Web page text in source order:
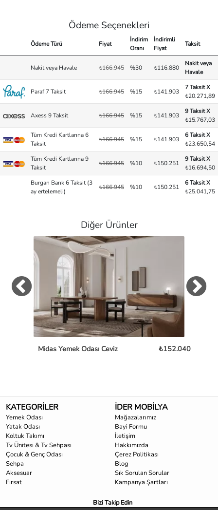
Ödeme Seçenekleri
Ödeme Türü Fiyat
İndirim
Oranı
İndirimli
Fiyat
Taksit
Nakit veya Havale ₺166.945 %30 ₺116.880
Nakit veya
Havale
Paraf 7 Taksit ₺166.945 %15 ₺141.903
7 Taksit X
₺20.271,89
Axess 9 Taksit ₺166.945 %15 ₺141.903
9 Taksit X
₺15.767,03
Tüm Kredi Kartlarına 6
Taksit
₺166.945 %15 ₺141.903
6 Taksit X
₺23.650,54
Tüm Kredi Kartlarına 9
Taksit
₺166.945 %10 ₺150.251
9 Taksit X
₺16.694,50
Burgan Bank 6 Taksit (3
ay ertelemeli)
₺166.945 %10 ₺150.251
6 Taksit X
₺25.041,75
Diğer Ürünler
Midas Yemek Odası Ceviz ₺152.040
KATEGORİLER
Yemek Odası
Yatak Odası
Koltuk Takımı
Tv Ünitesi & Tv Sehpası
Çocuk & Genç Odası
Sehpa
Aksesuar
Fırsat
İDER MOBİLYA
Mağazalarımız
Bayi Formu
İletişim
Hakkımızda
Çerez Politikası
Blog
Sık Sorulan Sorular
Kampanya Şartları
Bizi Takip Edin